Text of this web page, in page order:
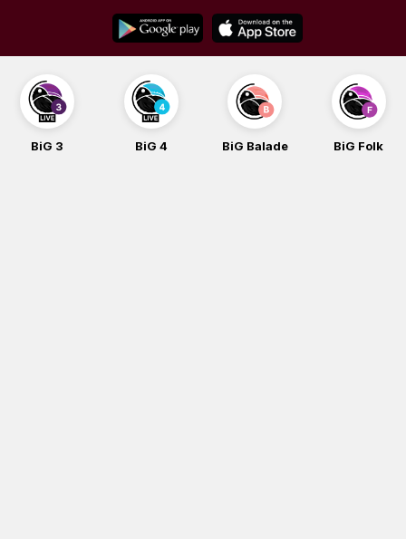
content
BiG 4 BiG Balade BiG Folk BiG iG